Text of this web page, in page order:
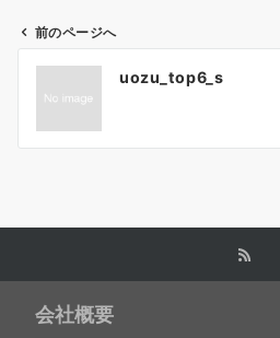
投
ナ
シ
ョ
前のページへ
uozu_top6_s
会社概要